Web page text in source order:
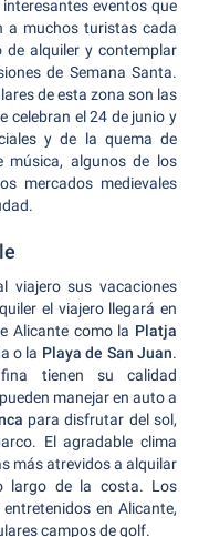
eventos que
a muchos turistas cada
de alquiler y contemplar
de Semana Santa.
de esta zona son las
celebran el 24 de junio y
y de la quema de
música, algunos de los
mercados medievales
viajero sus vacaciones
el viajero llegará en
Alicante como la Platja
o la Playa de San Juan.
tienen su calidad
manejar en auto a
para disfrutar del sol,
El agradable clima
más atrevidos a alquilar
largo de la costa. Los
en Alicante,
campos de golf.